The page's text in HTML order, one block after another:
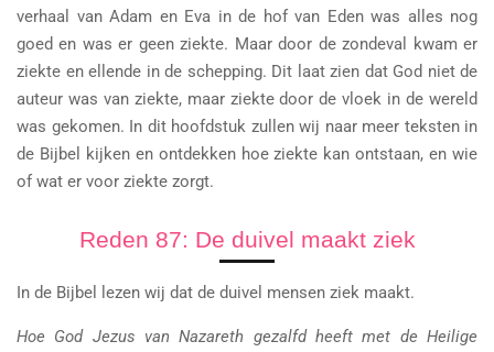
verhaal van Adam en Eva in de hof van Eden was alles nog
goed en was er geen ziekte. Maar door de zondeval kwam er
ziekte en ellende in de schepping. Dit laat zien dat God niet de
auteur was van ziekte, maar ziekte door de vloek in de wereld
was gekomen. In dit hoofdstuk zullen wij naar meer teksten in
de Bijbel kijken en ontdekken hoe ziekte kan ontstaan, en wie
of wat er voor ziekte zorgt.
Reden 87: De duivel maakt ziek
In de Bijbel lezen wij dat de duivel mensen ziek maakt.
Hoe God Jezus van Nazareth gezalfd heeft met de Heilige